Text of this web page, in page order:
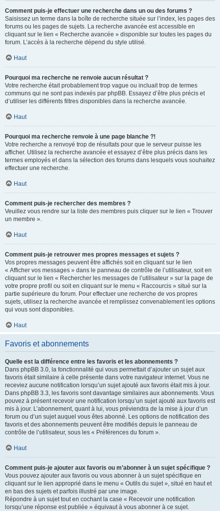
Comment puis-je effectuer une recherche dans un ou des forums ?
Saisissez un terme dans la boîte de recherche située sur l’index, les pages des
forums ou les pages de sujets. La recherche avancée est accessible en
cliquant sur le lien « Recherche avancée » disponible sur toutes les pages du
forum. L’accès à la recherche dépend du style utilisé.
Haut
Pourquoi ma recherche ne renvoie aucun résultat ?
Votre recherche était probablement trop vague ou incluait trop de termes
communs qui ne sont pas indexés par phpBB. Essayez d’être plus précis et
d’utiliser les différents filtres disponibles dans la recherche avancée.
Haut
Pourquoi ma recherche renvoie à une page blanche ?!
Votre recherche a renvoyé trop de résultats pour que le serveur puisse les
afficher. Utilisez la recherche avancée et essayez d’être plus précis dans les
termes employés et dans la sélection des forums dans lesquels vous souhaitez
effectuer une recherche.
Haut
Comment puis-je rechercher des membres ?
Veuillez vous rendre sur la liste des membres puis cliquer sur le lien « Trouver
un membre ».
Haut
Comment puis-je retrouver mes propres messages et sujets ?
Vos propres messages peuvent être affichés soit en cliquant sur le lien
« Afficher vos messages » dans le panneau de contrôle de l’utilisateur, soit en
cliquant sur le lien « Rechercher les messages de l’utilisateur » sur la page de
votre propre profil ou soit en cliquant sur le menu « Raccourcis » situé sur la
partie supérieure du forum. Pour effectuer une recherche de vos propres
sujets, utilisez la recherche avancée et remplissez convenablement les options
qui vous sont disponibles.
Haut
Favoris et abonnements
Quelle est la différence entre les favoris et les abonnements ?
Dans phpBB 3.0, la fonctionnalité qui vous permettait d’ajouter un sujet aux
favoris était similaire à celle présente dans votre navigateur internet. Vous ne
receviez aucune notification lorsqu’un sujet ajouté aux favoris était mis à jour.
Dans phpBB 3.3, les favoris sont davantage similaires aux abonnements. Vous
pouvez à présent recevoir une notification lorsqu’un sujet ajouté aux favoris est
mis à jour. L’abonnement, quant à lui, vous préviendra de la mise à jour d’un
forum ou d’un sujet auquel vous êtes abonné. Les options de notification des
favoris et des abonnements peuvent être modifiés depuis le panneau de
contrôle de l’utilisateur, sous les « Préférences du forum ».
Haut
Comment puis-je ajouter aux favoris ou m’abonner à un sujet spécifique ?
Vous pouvez ajouter aux favoris ou vous abonner à un sujet spécifique en
cliquant sur le lien approprié dans le menu « Outils du sujet », situé en haut et
en bas des sujets et parfois illustré par une image.
Répondre à un sujet tout en cochant la case « Recevoir une notification
lorsqu’une réponse est publiée » équivaut à vous abonner à ce sujet.